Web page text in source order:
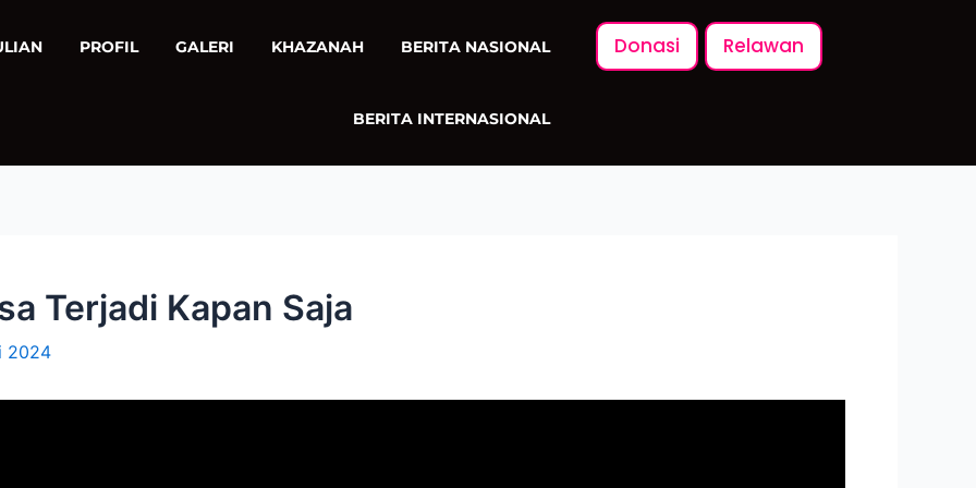
PROFIL GALERI KHAZANAH BERITA NASIONAL
BERITA INTERNASIONAL
Donasi Relawan
Terjadi Kapan Saja
2024